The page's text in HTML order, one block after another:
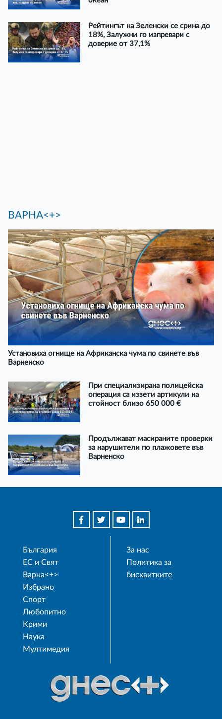
Рейтингът на Зеленски се срина до
18%, Залужни го изпревари с
доверие от 37,1%
ВАРНА<+>
Установиха огнище на Африканска чума по свинете във
Варненско
При специализирана полицейска
операция са иззети артикули на
стойност близо 650 000 €
Продължават масираните проверки
за нарушители по плажовете във
Варненско
България
ЕС и Свят
Варна<+>
Избрано
Спорт
Любопитно
Крими
Наука
Мултимедия
За нас
Политика за
бисквитките